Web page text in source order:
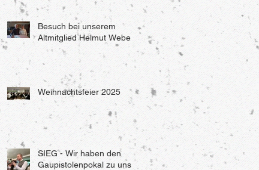
Besuch bei unserem
Altmitglied Helmut Weber
Weihnachtsfeier 2025
SIEG - Wir haben den
Gaupistolenpokal zu uns